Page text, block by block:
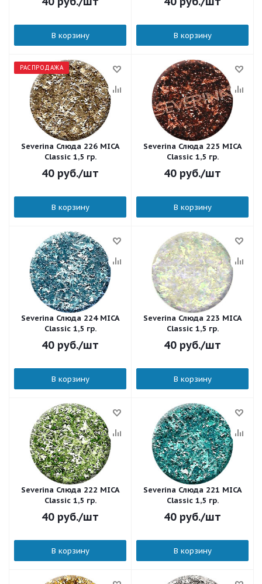
В корзину В корзину
РАСПРОДАЖА
Severina Слюда 226 MICA
Classic 1,5 гр.
40 руб./шт
В корзину
Severina Слюда 225 MICA
Classic 1,5 гр.
40 руб./шт
В корзину
Severina Слюда 224 MICA
Classic 1,5 гр.
40 руб./шт
В корзину
Severina Слюда 223 MICA
Classic 1,5 гр.
40 руб./шт
В корзину
Severina Слюда 222 MICA
Classic 1,5 гр.
40 руб./шт
В корзину
Severina Слюда 221 MICA
Classic 1,5 гр.
40 руб./шт
В корзину